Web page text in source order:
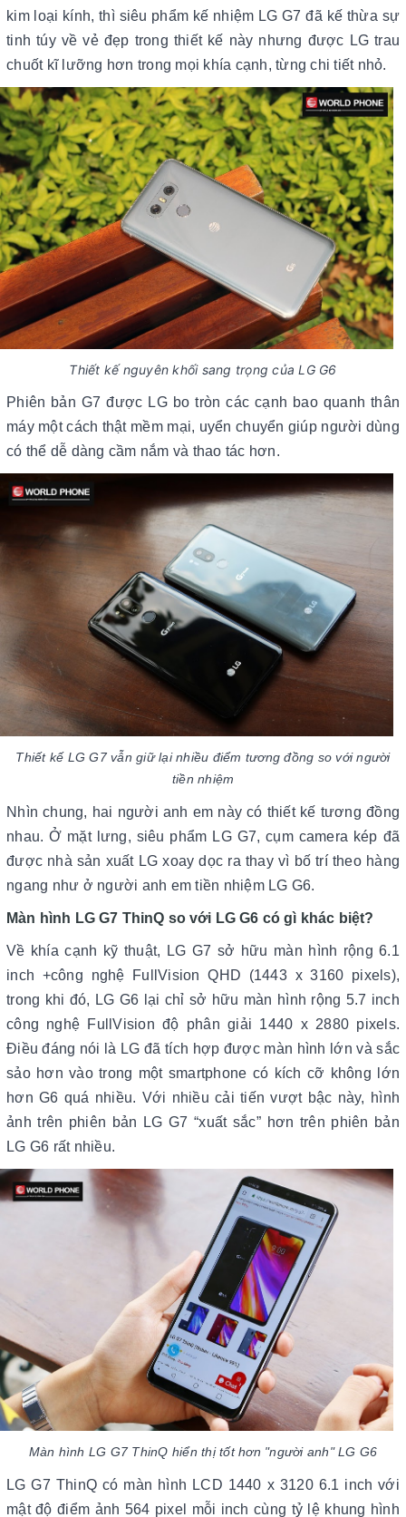
kim loại kính, thì siêu phẩm kế nhiệm LG G7 đã kế thừa sự
tinh túy về vẻ đẹp trong thiết kế này nhưng được LG trau
chuốt kĩ lưỡng hơn trong mọi khía cạnh, từng chi tiết nhỏ.
Thiết kế nguyên khối sang trọng của LG G6
Phiên bản G7 được LG bo tròn các cạnh bao quanh thân
máy một cách thật mềm mại, uyển chuyển giúp người dùng
có thể dễ dàng cầm nắm và thao tác hơn.
Thiết kế LG G7 vẫn giữ lại nhiều điểm tương đồng so với người
tiền nhiệm
Nhìn chung, hai người anh em này có thiết kế tương đồng
nhau. Ở mặt lưng, siêu phẩm LG G7, cụm camera kép đã
được nhà sản xuất LG xoay dọc ra thay vì bố trí theo hàng
ngang như ở người anh em tiền nhiệm LG G6.
Màn hình LG G7 ThinQ so với LG G6 có gì khác biệt?
Về khía cạnh kỹ thuật, LG G7 sở hữu màn hình rộng 6.1
inch +công nghệ FullVision QHD (1443 x 3160 pixels),
trong khi đó, LG G6 lại chỉ sở hữu màn hình rộng 5.7 inch
công nghệ FullVision độ phân giải 1440 x 2880 pixels.
Điều đáng nói là LG đã tích hợp được màn hình lớn và sắc
sảo hơn vào trong một smartphone có kích cỡ không lớn
hơn G6 quá nhiều. Với nhiều cải tiến vượt bậc này, hình
ảnh trên phiên bản LG G7 “xuất sắc” hơn trên phiên bản
LG G6 rất nhiều.
Màn hình LG G7 ThinQ hiển thị tốt hơn "người anh" LG G6
LG G7 ThinQ có màn hình LCD 1440 x 3120 6.1 inch với
mật độ điểm ảnh 564 pixel mỗi inch cùng tỷ lệ khung hình